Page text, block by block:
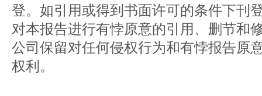
登。如引用或得到书面许可的条件下刊
对本报告进行有悖原意的引用、删节和
公司保留对任何侵权行为和有悖报告原
权利。